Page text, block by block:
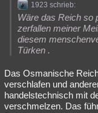
1923 schrieb:
Wäre das Reich so
zerfallen meiner
diesem
Türken .
Das Osmanische
verschlafen und
handelstechnisch mit
verschmelzen. Das